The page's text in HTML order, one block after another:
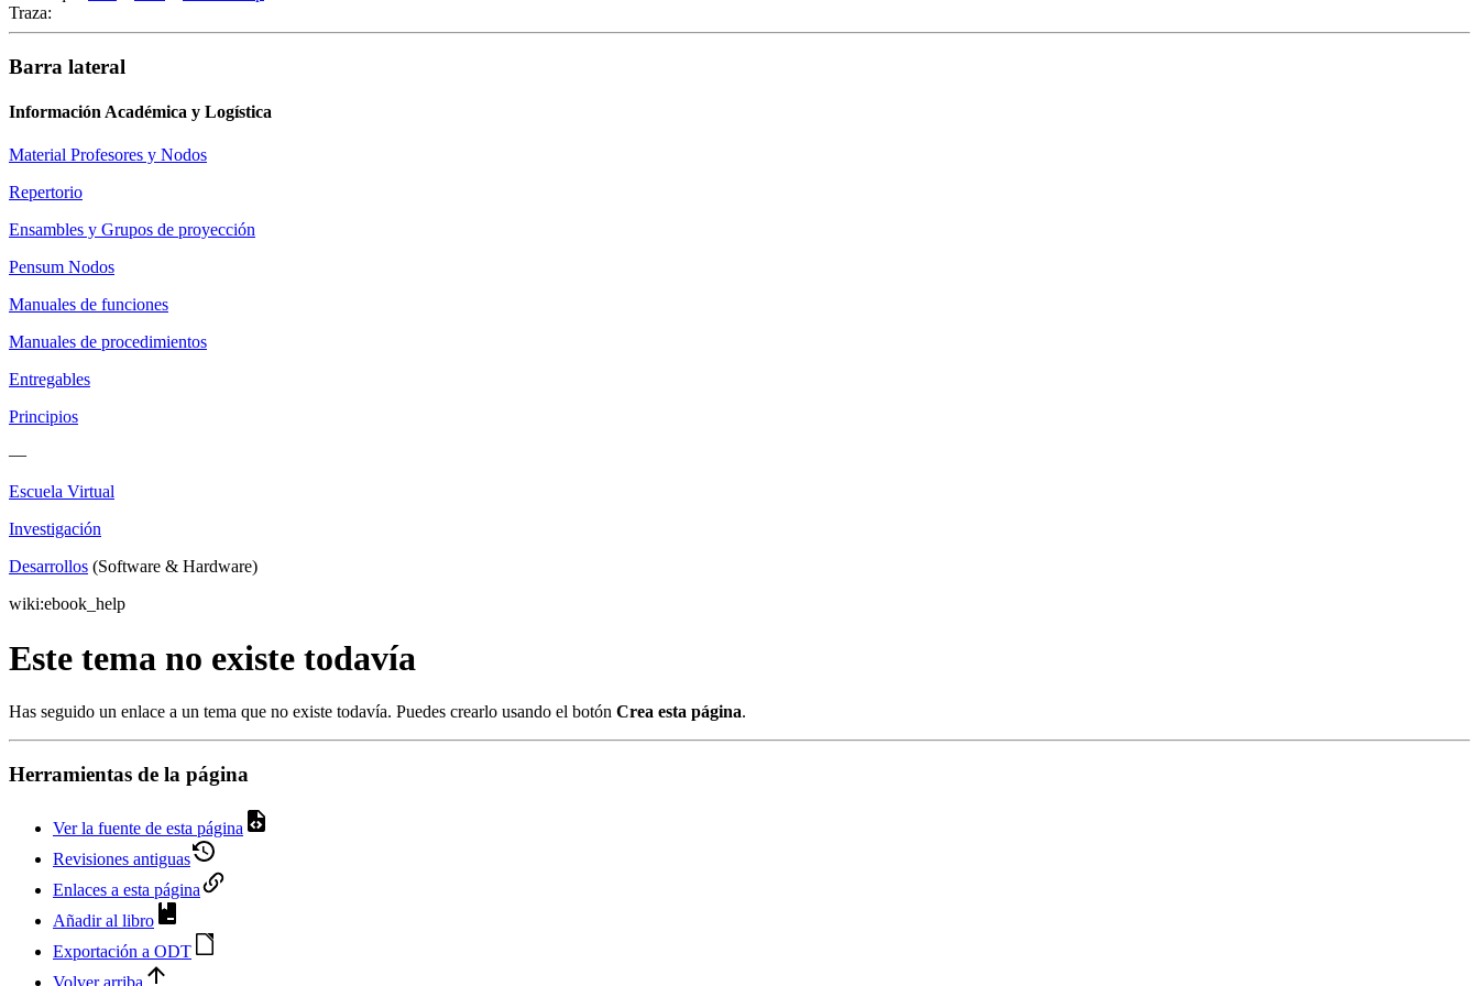
Traza:
Barra lateral
Información Académica y Logística
Material Profesores y Nodos
Repertorio
Ensambles y Grupos de proyección
Pensum Nodos
Manuales de funciones
Manuales de procedimientos
Entregables
Principios
—
Escuela Virtual
Investigación
Desarrollos (Software & Hardware)
wiki:ebook_help
Este tema no existe todavía
Has seguido un enlace a un tema que no existe todavía. Puedes crearlo usando el botón Crea esta página.
Herramientas de la página
Ver la fuente de esta página
Revisiones antiguas
Enlaces a esta página
Añadir al libro
Exportación a ODT
Volver arriba